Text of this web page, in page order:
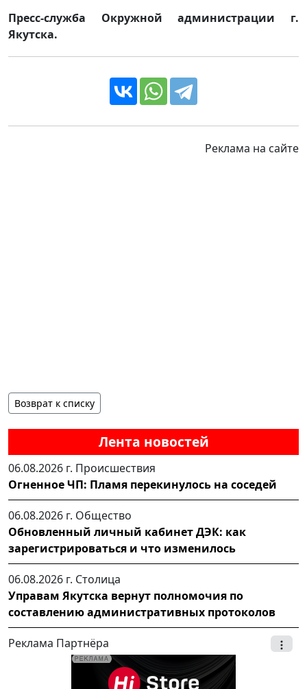
Лента новостей
06.08.2026 г. Происшествия
Огненное ЧП: Пламя перекинулось на соседей
06.08.2026 г. Общество
Обновленный личный кабинет ДЭК: как
зарегистрироваться и что изменилось
06.08.2026 г. Столица
Управам Якутска вернут полномочия по
составлению административных протоколов
Реклама Партнёра
Пресс-служба Окружной администрации г.
Якутска.
Реклама на сайте
Возврат к списку